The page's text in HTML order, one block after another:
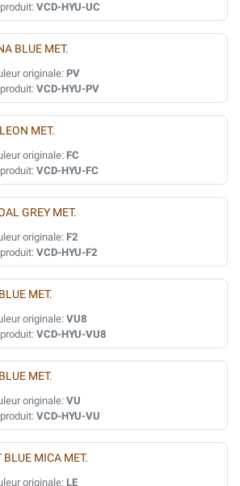
VCD-HYU-UC
BLUE MET.
originale: PV
VCD-HYU-PV
MET.
originale: FC
VCD-HYU-FC
GREY MET.
originale: F2
VCD-HYU-F2
MET.
originale: VU8
VCD-HYU-VU8
MET.
originale: VU
VCD-HYU-VU
BLUE MICA MET.
originale: LE